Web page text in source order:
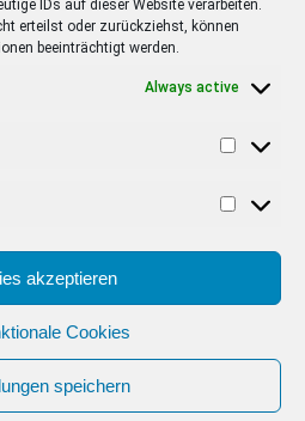
IDs auf dieser Website verarbeiten.
erteilst oder zurückziehst, können
beeinträchtigt werden.
Always active
akzeptieren
Cookies
speichern
ago
Moderatorin
Sie Spaß?”